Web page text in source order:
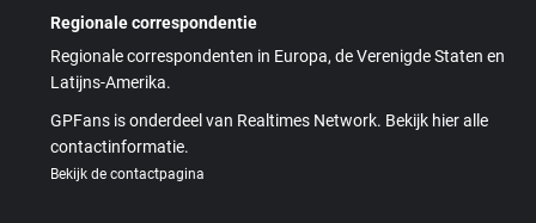
Regionale correspondentie
Regionale correspondenten in Europa, de Verenigde Staten en
Latijns-Amerika.
GPFans is onderdeel van Realtimes Network. Bekijk hier alle
contactinformatie.
Bekijk de contactpagina